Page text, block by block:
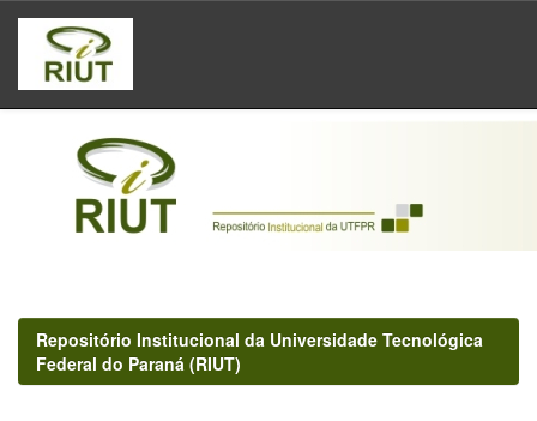
Skip
navigation
Repositório Institucional da Universidade Tecnológica
Federal do Paraná (RIUT)